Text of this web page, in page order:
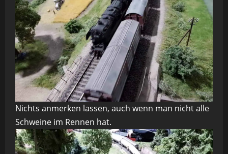
Nichts anmerken lassen, auch wenn man nicht alle
Schweine im Rennen hat.